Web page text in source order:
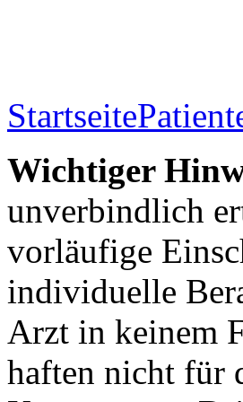
Startseite
Wichtiger
unverbindlich
vorläufige
individuelle
Arzt in keinem
haften nicht für